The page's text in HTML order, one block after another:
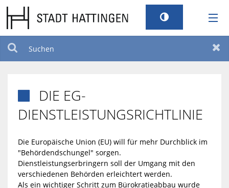
RATHAUS
TOURISMUS
STANDORT
SERVICEPORTAL
DIE EG-
DIENSTLEISTUNGSRICHTLINIE
Die Europäische Union (EU) will für mehr Durchblick im
"Behördendschungel" sorgen.
Dienstleistungserbringern soll der Umgang mit den
verschiedenen Behörden erleichtert werden.
Als ein wichtiger Schritt zum Bürokratieabbau wurde